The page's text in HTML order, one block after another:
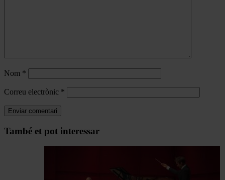
Nom *
Correu electrònic *
Navegar
També et pot interessar